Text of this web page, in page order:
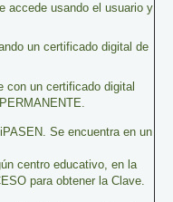
usando el usuario y
un certificado digital de
un certificado digital
Se encuentra en un
centro educativo, en la
para obtener la Clave.